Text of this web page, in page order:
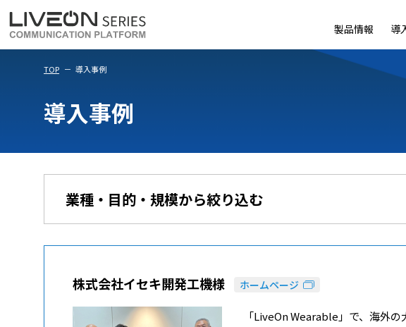
製品情報
LiveOn Nano
導
TOP 導入事例
導入事例
業種・目的・規模から絞り込む
株式会社イセキ開発工機様 ホームページ
「LiveOn Wearable」で、海外